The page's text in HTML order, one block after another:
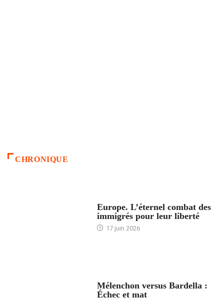
CHRONIQUE
Europe. L’éternel combat des
immigrés pour leur liberté
17 juin 2026
Mélenchon versus Bardella :
Échec et mat